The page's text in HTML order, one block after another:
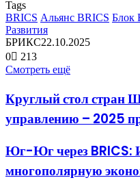
Отправить
Tags
BRICS Альянс BRICS Блок
Развития
БРИКС22.10.2025
0
213
Смотреть ещё
Круглый стол стран
управлению – 2025
Юг-Юг через BRICS:
многополярную